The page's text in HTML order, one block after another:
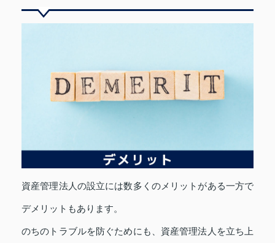
資産管理法人の設立には数多くのメリットがある一方で
デメリットもあります。
のちのトラブルを防ぐためにも、資産管理法人を立ち上